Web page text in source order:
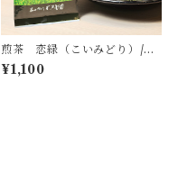
煎茶 恋緑（こいみどり）/深
蒸し掛川茶
¥1,100